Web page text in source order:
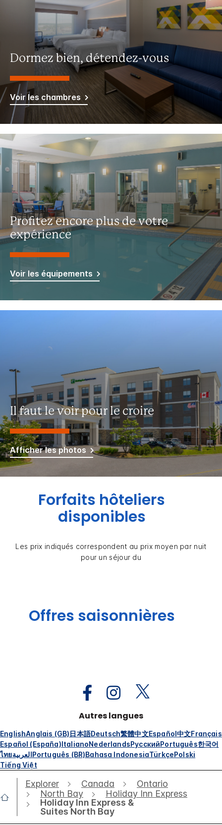
Dormez bien, détendez-vous
Voir les chambres
Profitez encore plus de votre
expérience
Voir les équipements
Il faut le voir pour le croire
Afficher les photos
Forfaits hôteliers
disponibles
Les prix indiqués correspondent au prix moyen par nuit
pour un séjour du
Offres saisonnières
Autres langues
EnglishAnglais (GB)日本語Deutsch繁體中文Español中文Français
Español (España)ItalianoNederlandsРусскийPortuguês한국어
ไทยالعربيةPortuguês (BR)Bahasa IndonesiaTürkçePolski
Tiếng Việt
Explorer Canada
Ontario
North Bay
Holiday Inn Express
Holiday Inn Express &
Suites North Bay